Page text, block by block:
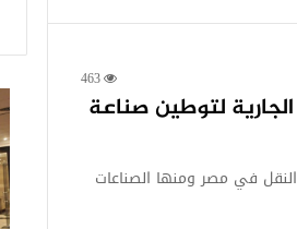
463
لتوطين صناعة
في مصر ومنها الصناعات